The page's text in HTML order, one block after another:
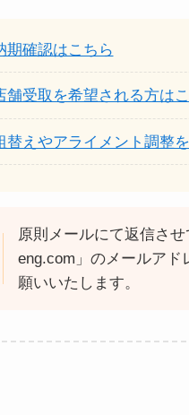
期確認はこちら
舗受取を希望される方は
替えやアライメント調整
原則メールにて返信さ
eng.com」のメールア
願いいたします。